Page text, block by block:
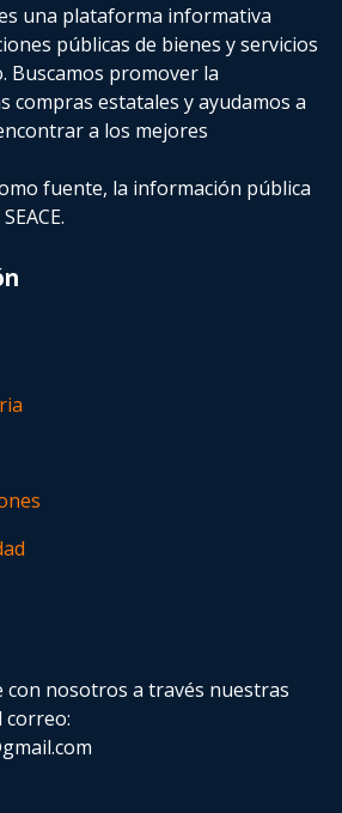
una plataforma informativa
públicas de bienes y servicios
Buscamos promover la
compras estatalesy ayudamos a
a los mejores
fuente, la información pública
con nosotros a través nuestras
correo: